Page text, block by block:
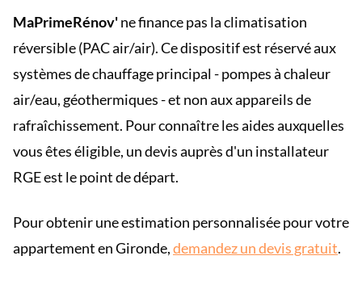
MaPrimeRénov'ne finance pas la climatisation
réversible (PAC air/air). Ce dispositif est réservé aux
systèmes de chauffage principal - pompes à chaleur
air/eau, géothermiques - et non aux appareils de
rafraîchissement. Pour connaître les aides auxquelles
vous êtes éligible, un devis auprès d'un installateur
RGE est le point de départ.
Pour obtenir une estimation personnalisée pour votre
appartement en Gironde,demandez un devis gratuit.